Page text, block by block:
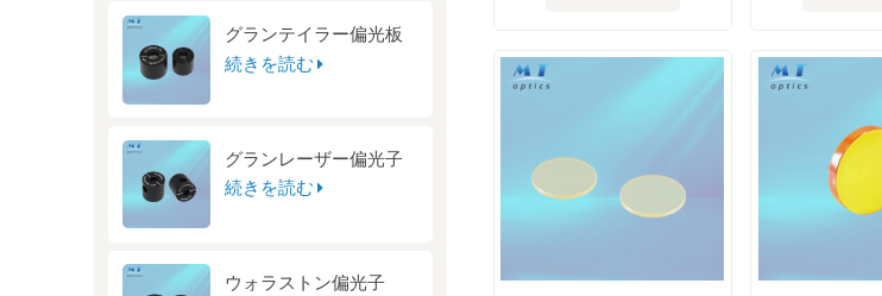
グランテイラー偏光板
続きを読む
グランレーザー偏光子
続きを読む
ウォラストン偏光子